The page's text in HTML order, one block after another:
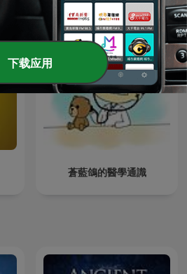
蒼藍鴿的醫學通識
下载应用